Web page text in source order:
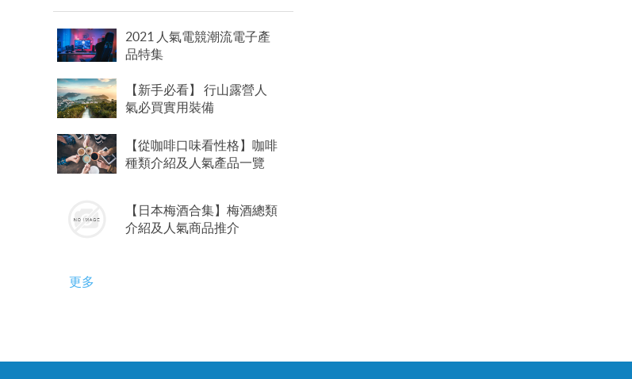
2021 人氣電競潮流電子產
品特集
【新手必看】 行山露營人
氣必買實用裝備
【從咖啡口味看性格】咖啡
種類介紹及人氣產品一覽
【日本梅酒合集】梅酒總類
介紹及人氣商品推介
更多